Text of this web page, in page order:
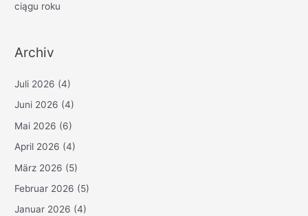
ciągu roku
Archiv
Juli 2026 (4)
Juni 2026 (4)
Mai 2026 (6)
April 2026 (4)
März 2026 (5)
Februar 2026 (5)
Januar 2026 (4)